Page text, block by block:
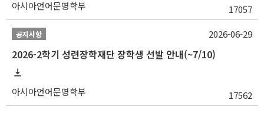
아시아언어문명학부 17057
공지사항
2026-2학기 성련장학재단 장학생 선발 안내(~7/10)
아시아언어문명학부 17562
2026-06-29